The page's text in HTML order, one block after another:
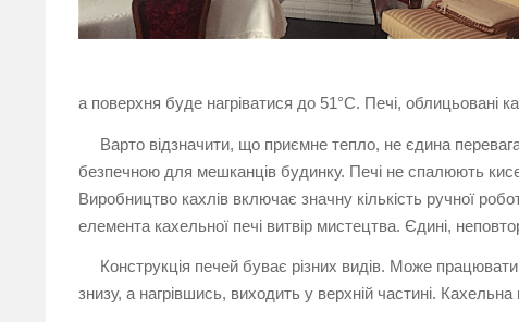
а поверхня буде нагріватися до 51°С. Печі,
Варто відзначити, що приємне тепло, не єдина
безпечною для мешканців будинку. Печі не спалюють
Виробництво кахлів включає значну кількість ручної
елемента кахельної печі витвір мистецтва. Єдині,
Конструкція печей буває різних видів. Може
знизу, а нагрівшись, виходить у верхній частині.